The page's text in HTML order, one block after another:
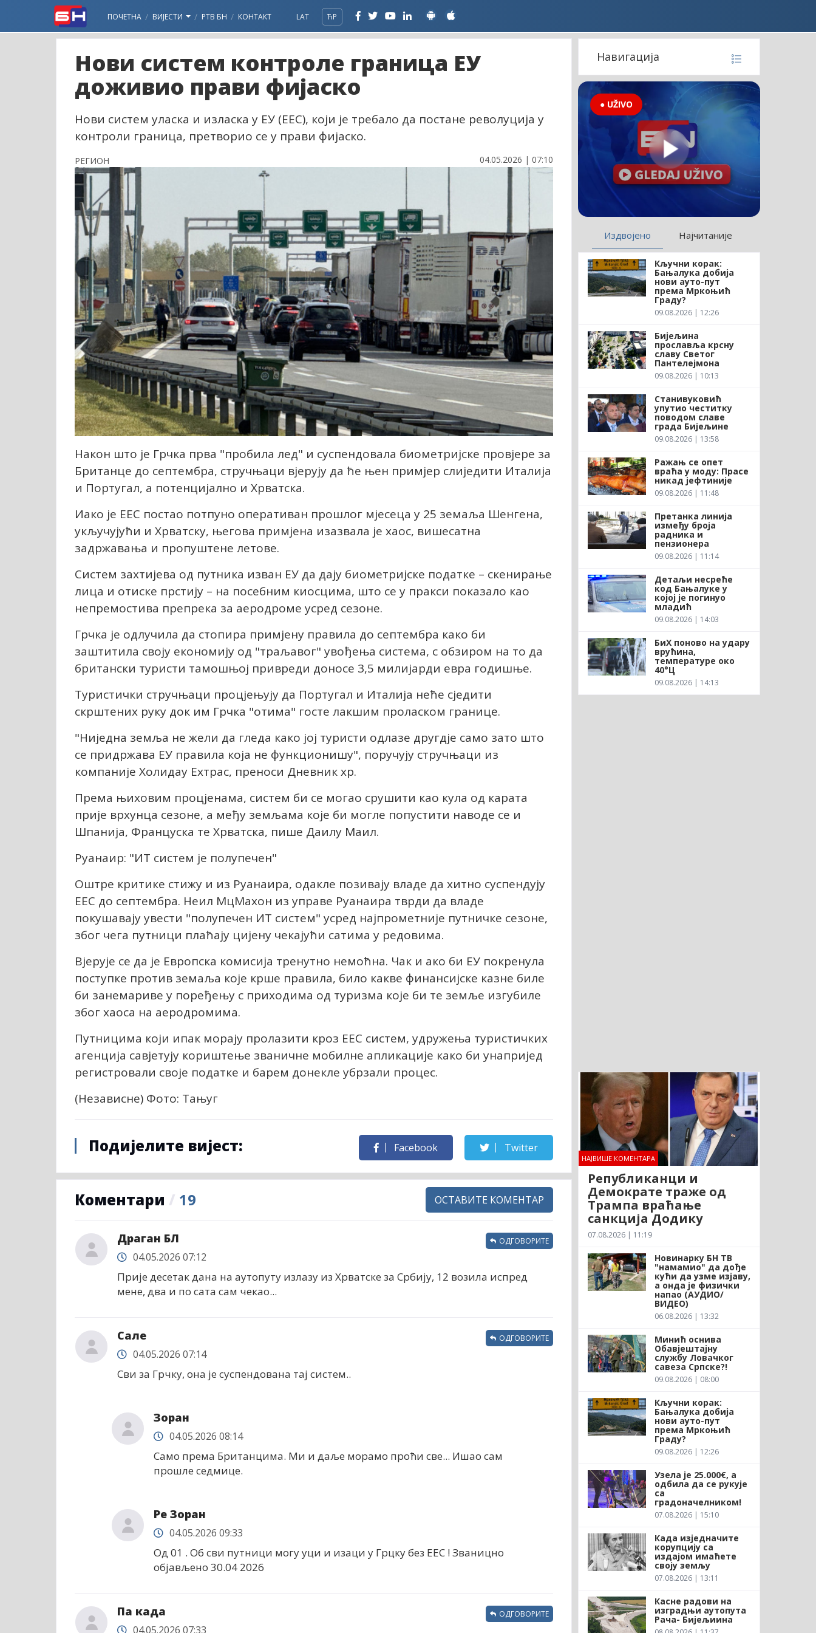
ПОЧЕТНА ВИЈЕСТИ РТВ БН КОНТАКТ LAT ЋР
Нови систем контроле граница ЕУ
доживио прави фијаско
Нови систем уласка и изласка у ЕУ (ЕЕС), који је требало да постане револуција у
контроли граница, претворио се у прави фијаско.
РЕГИОН 04.05.2026 | 07:10
Након што је Грчка прва "пробила лед" и суспендовала биометријске провјере за
Британце до септембра, стручњаци вјерују да ће њен примјер слиједити Италија
и Португал, а потенцијално и Хрватска.
Иако је ЕЕС постао потпуно оперативан прошлог мјесеца у 25 земаља Шенгена,
укључујући и Хрватску, његова примјена изазвала је хаос, вишесатна
задржавања и пропуштене летове.
Систем захтијева од путника изван ЕУ да дају биометријске податке – скенирање
лица и отиске прстију – на посебним киосцима, што се у пракси показало као
непремостива препрека за аеродроме усред сезоне.
Грчка је одлучила да стопира примјену правила до септембра како би
заштитила своју економију од "траљавог" увођења система, с обзиром на то да
британски туристи тамошњој привреди доносе 3,5 милијарди евра годишње.
Туристички стручњаци процјењују да Португал и Италија неће сједити
скрштених руку док им Грчка "отима" госте лакшим проласком границе.
"Ниједна земља не жели да гледа како јој туристи одлазе другдје само зато што
се придржава ЕУ правила која не функционишу", поручују стручњаци из
компаније Холидаy Еxтрас, преноси Дневник хр.
Према њиховим процјенама, систем би се могао срушити као кула од карата
прије врхунца сезоне, а међу земљама које би могле попустити наводе се и
Шпанија, Француска те Хрватска, пише Даилy Маил.
Рyанаир: "ИТ систем је полупечен"
Оштре критике стижу и из Рyанаира, одакле позивају владе да хитно суспендују
ЕЕС до септембра. Неил МцМахон из управе Рyанаира тврди да владе
покушавају увести "полупечен ИТ систем" усред најпрометније путничке сезоне,
због чега путници плаћају цијену чекајући сатима у редовима.
Вјерује се да је Европска комисија тренутно немоћна. Чак и ако би ЕУ покренула
поступке против земаља које крше правила, било какве финансијске казне биле
би занемариве у поређењу с приходима од туризма које би те земље изгубиле
због хаоса на аеродромима.
Путницима који ипак морају пролазити кроз ЕЕС систем, удружења туристичких
агенција савјетују кориштење званичне мобилне апликације како би унапријед
регистровали своје податке и барем донекле убрзали процес.
(Независне) Фото: Тањуг
Подијелите вијест: Facebook Twitter
Коментари / 19 ОСТАВИТЕ КОМЕНТАР
Драган БЛ
04.05.2026 07:12
Прије десетак дана на аутопуту излазу из Хрватске за Србију, 12 возила испред
мене, два и по сата сам чекао...
ОДГОВОРИТЕ
Сале
04.05.2026 07:14
Сви за Грчку, она је суспендована тај систем..
ОДГОВОРИТЕ
Зоран
04.05.2026 08:14
Само према Британцима. Ми и даље морамо проћи све... Ишао сам
прошле седмице.
Ре Зоран
04.05.2026 09:33
Од 01 . О6 сви путници могу уци и изаци у Грцку без ЕЕС ! Званицно
објављено 30.04 2026
Па када
04.05.2026 07:33
ОДГОВОРИТЕ
Навигација
● UŽIVO
Издвојено Најчитаније
Кључни корак:
Бањалука добија
нови ауто-пут
према Мркоњић
Граду?
09.08.2026 | 12:26
Бијељина
прославља крсну
славу Светог
Пантелејмона
09.08.2026 | 10:13
Станивуковић
упутио честитку
поводом славе
града Бијељине
09.08.2026 | 13:58
Ражањ се опет
враћа у моду: Прасе
никад јефтиније
09.08.2026 | 11:48
Претанка линија
између броја
радника и
пензионера
09.08.2026 | 11:14
Детаљи несреће
код Бањалуке у
којој је погинуо
младић
09.08.2026 | 14:03
БиХ поново на удару
врућина,
температуре око
40°Ц
09.08.2026 | 14:13
НАЈВИШЕ КОМЕНТАРА
Републиканци и
Демократе траже од
Трампа враћање
санкција Додику
07.08.2026 | 11:19
Новинарку БН ТВ
"намамио" да дође
кући да узме изјаву,
а онда је физички
напао (АУДИО/
ВИДЕО)
06.08.2026 | 13:32
Минић оснива
Обавјештајну
службу Ловачког
савеза Српске?!
09.08.2026 | 08:00
Кључни корак:
Бањалука добија
нови ауто-пут
према Мркоњић
Граду?
09.08.2026 | 12:26
Узела је 25.000€, а
одбила да се рукује
са
градоначелником!
07.08.2026 | 15:10
Када изједначите
корупцију са
издајом имаћете
своју земљу
07.08.2026 | 13:11
Касне радови на
изградњи аутопута
Рача- Бијељиина